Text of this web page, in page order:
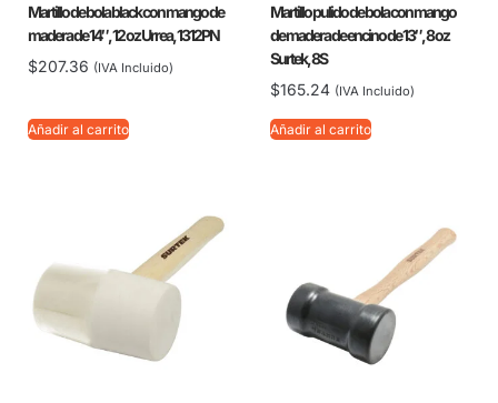
Martillo de bola black con mango de
madera de 14″, 12 oz Urrea, 1312PN
$207.36 (IVA Incluido)
Añadir al carrito
Martillo pulido de bola con mango
de madera de encino de 13″, 8 oz
Surtek, 8S
$165.24 (IVA Incluido)
Añadir al carrito